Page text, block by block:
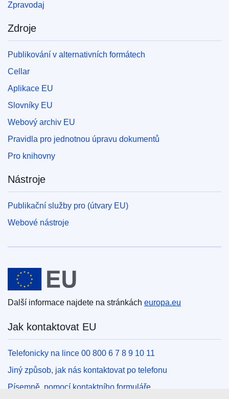
Zpravodaj
Zdroje
Publikování v alternativních formátech
Cellar
Aplikace EU
Slovníky EU
Webový archiv EU
Pravidla pro jednotnou úpravu dokumentů
Pro knihovny
Nástroje
Publikační služby pro (útvary EU)
Webové nástroje
Evropská unie
Další informace najdete na stránkách europa.eu
Jak kontaktovat EU
Telefonicky na lince 00 800 6 7 8 9 10 11
Jiný způsob, jak nás kontaktovat po telefonu
Písemně, pomocí kontaktního formuláře